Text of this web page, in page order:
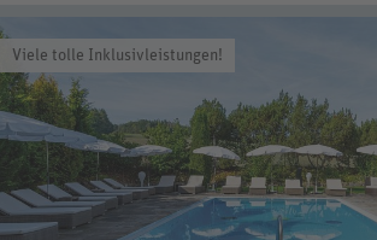
Viele tolle Inklusivleistungen!